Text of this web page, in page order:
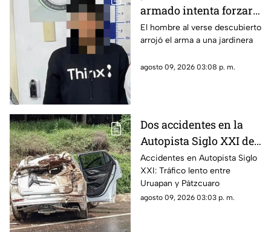
armado intenta forzar
un domicilio en
Morelia
El hombre al verse descubierto
arrojó el arma a una jardinera
agosto 09, 2026 03:08 p. m.
Dos accidentes en la
Autopista Siglo XXI de
Michoacán
Accidentes en Autopista Siglo
XXI: Tráfico lento entre
Uruapan y Pátzcuaro
agosto 09, 2026 03:03 p. m.